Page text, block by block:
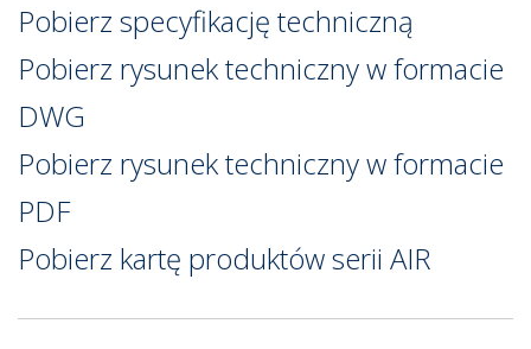
Pobierz specyfikację techniczną
Pobierz rysunek techniczny w formacie
DWG
Pobierz rysunek techniczny w formacie
PDF
Pobierz kartę produktów serii AIR